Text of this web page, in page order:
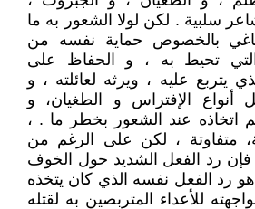
سلبية . لكن لولا الشعور به ما
بالخصوص حماية نفسه من
التي تحيط به ، و الحفاظ على
يتربع عليه ، ويرثه لعائلته ، و
الإفتراس و الطغيان، و
اتخاذه عند الشعور بخطر ما . ،
متفاوتة ، لكن على الرغم من
فإن رد الفعل الشديد حول الخوف
رد الفعل نفسه الذي كان يتخذه
للأعداء المتربصين به لقتله